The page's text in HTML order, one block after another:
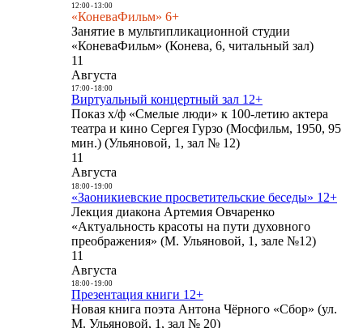
12:00- 13:00
«КоневаФильм» 6+
Занятие в мультипликационной студии
«КоневаФильм» (Конева, 6, читальный зал)
11
Августа
17:00- 18:00
Виртуальный концертный зал 12+
Показ х/ф «Смелые люди» к 100-летию актера
театра и кино Сергея Гурзо (Мосфильм, 1950, 95
мин.) (Ульяновой, 1, зал № 12)
11
Августа
18:00- 19:00
«Заоникиевские просветительские беседы» 12+
Лекция диакона Артемия Овчаренко
«Актуальность красоты на пути духовного
преображения» (М. Ульяновой, 1, зале №12)
11
Августа
18:00- 19:00
Презентация книги 12+
Новая книга поэта Антона Чёрного «Сбор» (ул.
М. Ульяновой, 1, зал № 20)